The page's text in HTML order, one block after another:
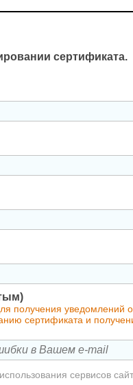
сертификата.
получения уведомлений
сертификата и
сервисов